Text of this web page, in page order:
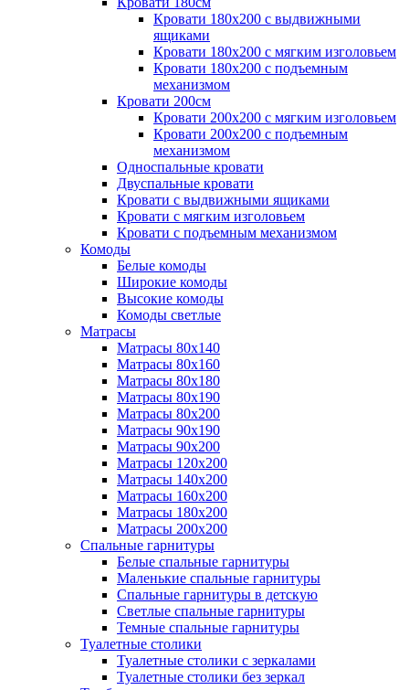
Кровати 180х200 с выдвижными
ящиками
Кровати 180х200 с мягким изголовьем
Кровати 180х200 с подъемным
механизмом
Кровати 200см
Кровати 200х200 с мягким изголовьем
Кровати 200х200 с подъемным
механизмом
Односпальные кровати
Двуспальные кровати
Кровати с выдвижными ящиками
Кровати с мягким изголовьем
Кровати с подъемным механизмом
Комоды
Белые комоды
Широкие комоды
Высокие комоды
Комоды светлые
Матрасы
Матрасы 80х140
Матрасы 80х160
Матрасы 80х180
Матрасы 80х190
Матрасы 80х200
Матрасы 90х190
Матрасы 90х200
Матрасы 120х200
Матрасы 140х200
Матрасы 160х200
Матрасы 180х200
Матрасы 200х200
Спальные гарнитуры
Белые спальные гарнитуры
Маленькие спальные гарнитуры
Спальные гарнитуры в детскую
Светлые спальные гарнитуры
Темные спальные гарнитуры
Туалетные столики
Туалетные столики с зеркалами
Туалетные столики без зеркал